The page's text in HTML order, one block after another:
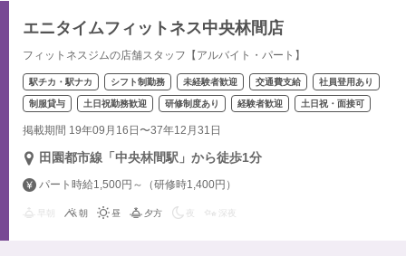
エニタイムフィットネス中央林間店
フィットネスジムの店舗スタッフ【アルバイト・パート】
駅チカ・駅ナカ シフト制勤務 未経験者歓迎 交通費支給 社員登用あり
制服貸与 土日祝勤務歓迎 研修制度あり 経験者歓迎 土日祝・面接可
掲載期間 19年09月16日〜37年12月31日
田園都市線「中央林間駅」から徒歩1分
パート時給1,500円～（研修時1,400円）
朝 昼 夕方 夜 深夜